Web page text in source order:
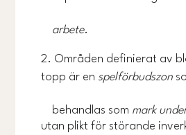
arbete.
Områden definierat av
topp är en spelförbudszon
behandlas som mark
utan plikt för störande